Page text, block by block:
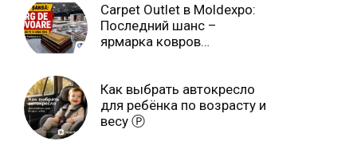
Carpet Outlet в Moldexpo:
Последний шанс –
ярмарка ковров
Как выбрать автокресло
для ребёнка по возрасту и
весу Ⓟ